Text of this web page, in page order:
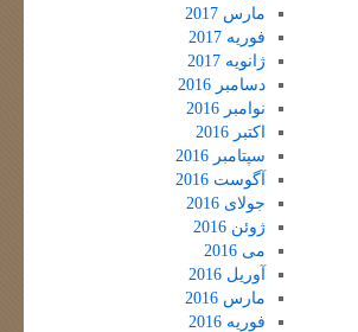
مارس 2017
فوریه 2017
ژانویه 2017
دسامبر 2016
نوامبر 2016
اکتبر 2016
سپتامبر 2016
آگوست 2016
جولای 2016
ژوئن 2016
می 2016
آوریل 2016
مارس 2016
فوریه 2016